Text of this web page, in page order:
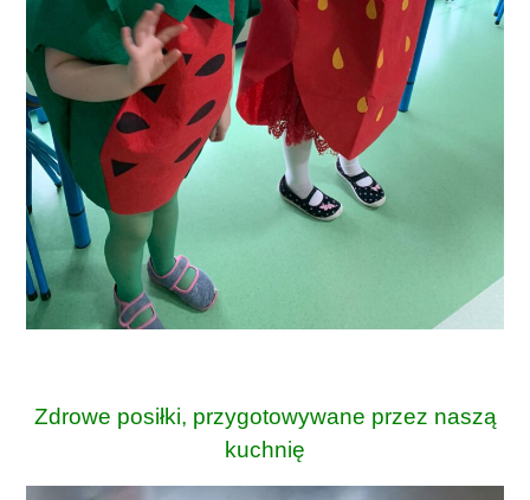
Zdrowe posiłki, przygotowywane przez naszą
kuchnię